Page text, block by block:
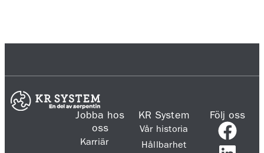
Jobba hos
oss
Karriär
KR System
Vår historia
Hållbarhet
Följ oss